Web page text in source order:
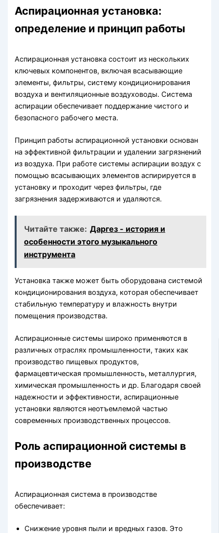
Аспирационная установка:
определение и принцип работы
Аспирационная установка состоит из нескольких
ключевых компонентов, включая всасывающие
элементы, фильтры, систему кондиционирования
воздуха и вентиляционные воздуховоды. Система
аспирации обеспечивает поддержание чистого и
безопасного рабочего места.
Принцип работы аспирационной установки основан
на эффективной фильтрации и удалении загрязнений
из воздуха. При работе системы аспирации воздух с
помощью всасывающих элементов аспирируется в
установку и проходит через фильтры, где
загрязнения задерживаются и удаляются.
Читайте также: Даргез - история и
особенности этого музыкального
инструмента
Установка также может быть оборудована системой
кондиционирования воздуха, которая обеспечивает
стабильную температуру и влажность внутри
помещения производства.
Аспирационные системы широко применяются в
различных отраслях промышленности, таких как
производство пищевых продуктов,
фармацевтическая промышленность, металлургия,
химическая промышленность и др. Благодаря своей
надежности и эффективности, аспирационные
установки являются неотъемлемой частью
современных производственных процессов.
Роль аспирационной системы в
производстве
Аспирационная система в производстве
обеспечивает:
Снижение уровня пыли и вредных газов. Это